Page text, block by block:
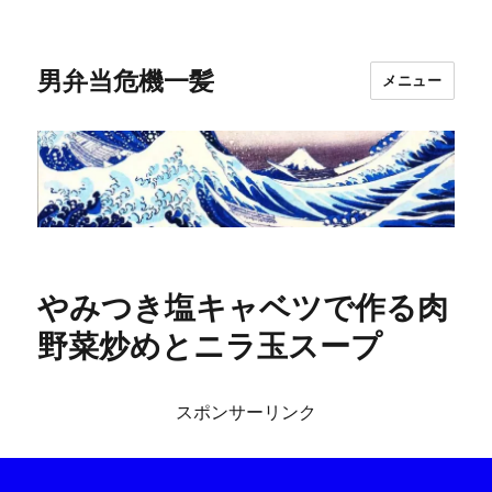
男弁当危機一髪 メニュー
やみつき塩キャベツで作る肉
野菜炒めとニラ玉スープ
スポンサーリンク